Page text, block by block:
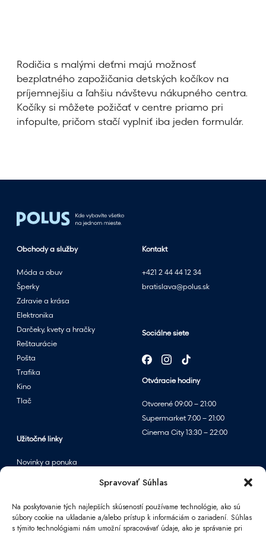
Spravovať Súhlas
Na poskytovanie tých najlepších skúseností používame technológie, ako sú
súbory cookie na ukladanie a/alebo prístup k informáciám o zariadení. Súhlas
s týmito technológiami nám umožní spracovávať údaje, ako je správanie pri
Rodičia s malými deťmi majú možnosť
bezplatného zapožičania detských kočíkov na
príjemnejšiu a ľahšiu návštevu nákupného centra.
Kočíky si môžete požičať v centre priamo pri
infopulte, pričom stačí vyplniť iba jeden formulár.
Kontakt
+421 2 44 44 12 34
bratislava@polus.sk
Sociálne siete
Otváracie hodiny
Otvorené 09:00 – 21:00
Supermarket 7:00 – 21:00
Cinema City 13:30 – 22:00
Obchody a služby
Móda a obuv
Šperky
Zdravie a krása
Elektronika
Darčeky, kvety a hračky
Reštaurácie
Pošta
Trafika
Kino
Tlač
Užitočné linky
Novinky a ponuka
Informácie